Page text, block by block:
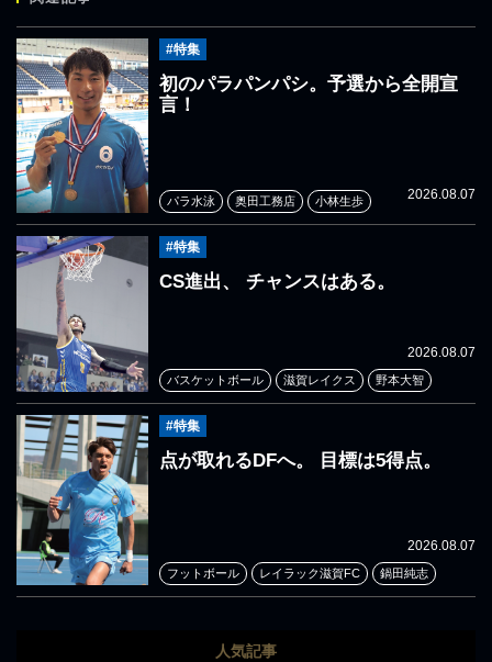
#特集
初のパラパンパシ。予選から全開宣
言！
2026.08.07
パラ水泳 奥田工務店 小林生歩
#特集
CS進出、 チャンスはある。
2026.08.07
バスケットボール 滋賀レイクス 野本大智
#特集
点が取れるDFへ。 目標は5得点。
2026.08.07
フットボール レイラック滋賀FC 鍋田純志
人気記事